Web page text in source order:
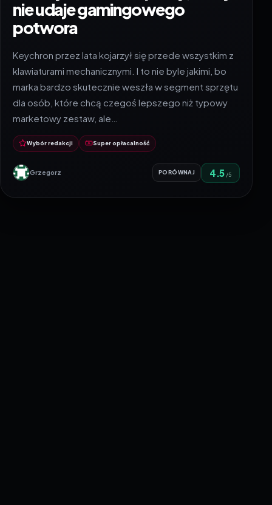
nie udaje gamingowego
potwora
Keychron przez lata kojarzył się przede wszystkim z
klawiaturami mechanicznymi. I to nie byle jakimi, bo
marka bardzo skutecznie weszła w segment sprzętu
dla osób, które chcą czegoś lepszego niż typowy
marketowy zestaw, ale…
Wybór redakcji Super opłacalność
Grzegorz PORÓWNAJ 4.5 /5